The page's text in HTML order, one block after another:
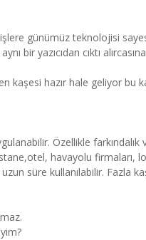
günümüz teknolojisi
bir yazıcıdan cıktı
kaşesi hazır hale geliyor
Özellikle
havayolu
süre kullanılabilir. Fazla